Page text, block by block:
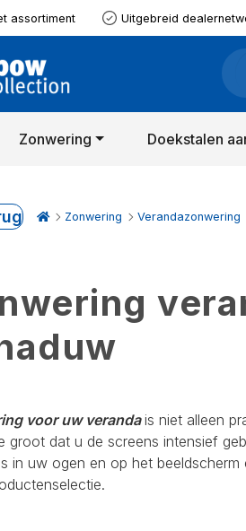
assortiment Uitgebreid
Zonwering Doekstalen
Zonwering Verandazonwering
voor uw verandais niet alleen
groot dat u de screens intensief
in uw ogen en op het